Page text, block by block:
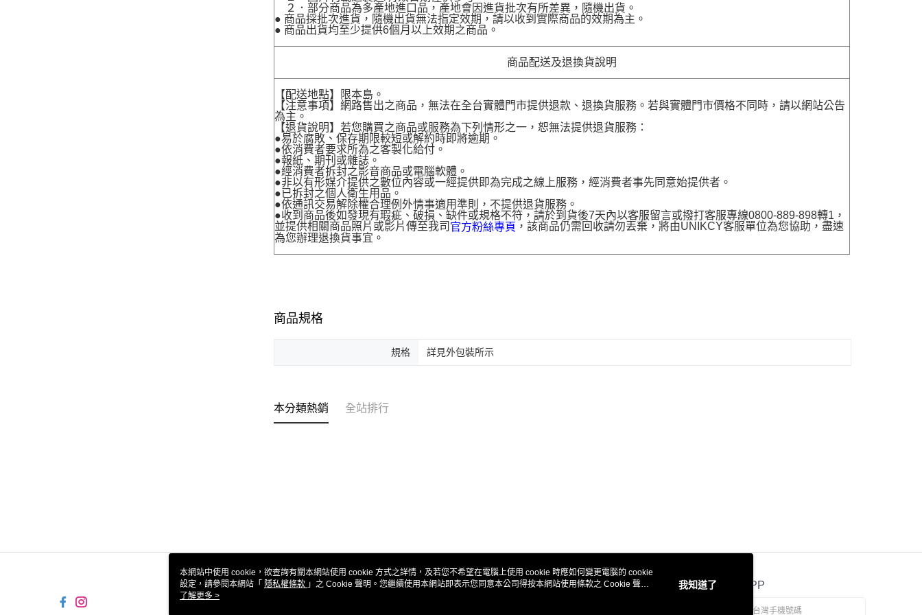
２．部分商品為多產地進口品，產地會因進貨批次有所差異，隨機出貨。
● 商品採批次進貨，隨機出貨無法指定效期，請以收到實際商品的效期為主。
● 商品出貨均至少提供6個月以上效期之商品。
商品配送及退換貨說明
【配送地點】限本島。
【注意事項】網路售出之商品，無法在全台實體門市提供退款、退換貨服務。若與實體門市價格不同時，請以網站公告
為主。
【退貨說明】若您購買之商品或服務為下列情形之一，恕無法提供退貨服務：
●易於腐敗、保存期限較短或解約時即將逾期。
●依消費者要求所為之客製化給付。
●報紙、期刊或雜誌。
●經消費者拆封之影音商品或電腦軟體。
●非以有形媒介提供之數位內容或一經提供即為完成之線上服務，經消費者事先同意始提供者。
●已拆封之個人衛生用品。
●依通訊交易解除權合理例外情事適用準則，不提供退貨服務。
●收到商品後如發現有瑕疵、破損、缺件或規格不符，請於到貨後7天內以客服留言或撥打客服專線0800-889-898轉1，
並提供相關商品照片或影片傳至我司 官方粉絲專頁 ，該商品仍需回收請勿丟棄，將由UNIKCY客服單位為您協助，盡速
為您辦理退換貨事宜。
商品規格
規格 詳見外包裝所示
本分類熱銷 全站排行
關於我們 客服資訊 官方APP
本網站中使用 cookie，欲查詢有關本網站使用 cookie 方式之詳情，及若您不希望在電腦上使用 cookie 時應如何變更電腦的 cookie
設定，請參閱本網站「 隱私權條款 」之 Cookie 聲明。您繼續使用本網站即表示您同意本公司得按本網站使用條款之 Cookie 聲明
使用 cookie。
了解更多 >
我知道了